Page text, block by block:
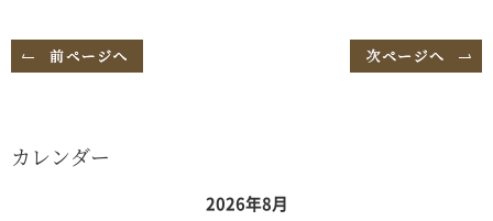
カレンダー
2026年8月